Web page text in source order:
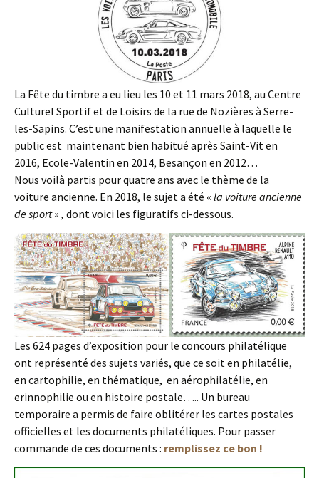
La Fête du timbre a eu lieu les 10 et 11 mars 2018, au Centre
Culturel Sportif et de Loisirs de la rue de Nozières à Serre-
les-Sapins. C’est une manifestation annuelle à laquelle le
public est maintenant bien habitué après Saint-Vit en
2016, Ecole-Valentin en 2014, Besançon en 2012…
Nous voilà partis pour quatre ans avec le thème de la
voiture ancienne. En 2018, le sujet a été « la voiture ancienne
de sport » , dont voici les figuratifs ci-dessous.
Les 624 pages d’exposition pour le concours philatélique
ont représenté des sujets variés, que ce soit en philatélie,
en cartophilie, en thématique, en aérophilatélie, en
erinnophilie ou en histoire postale….. Un bureau
temporaire a permis de faire oblitérer les cartes postales
officielles et les documents philatéliques. Pour passer
commande de ces documents : remplissez ce bon !